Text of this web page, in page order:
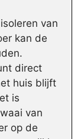
van
kan de
direct
huis blijft
is
van
op de